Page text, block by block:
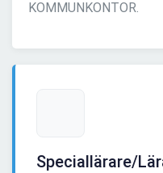
KOMMUNKONTOR.
Speciallärare/